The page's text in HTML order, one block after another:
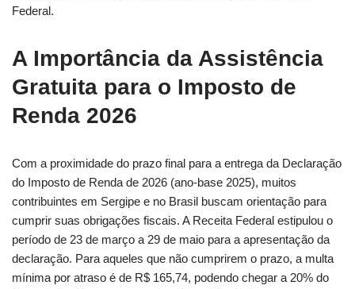
Federal.
A Importância da Assistência
Gratuita para o Imposto de
Renda 2026
Com a proximidade do prazo final para a entrega da Declaração
do Imposto de Renda de 2026 (ano-base 2025), muitos
contribuintes em Sergipe e no Brasil buscam orientação para
cumprir suas obrigações fiscais. A Receita Federal estipulou o
período de 23 de março a 29 de maio para a apresentação da
declaração. Para aqueles que não cumprirem o prazo, a multa
mínima por atraso é de R$ 165,74, podendo chegar a 20% do